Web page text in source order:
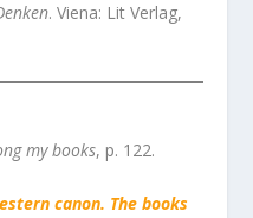
. Viena: Lit Verlag,
my books, p. 122.
canon. The books